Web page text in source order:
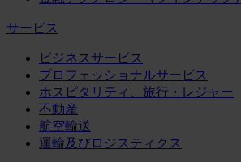
サービス
ビジネスサービス
プロフェッショナルサービス
ホスピタリティ、旅行・レジャー
不動産
航空輸送
運輸及びロジスティクス